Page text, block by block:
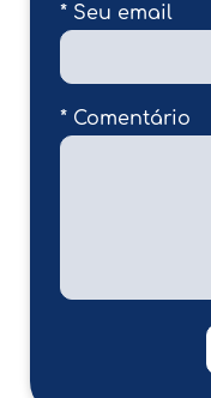
* Seu email
* Comentário